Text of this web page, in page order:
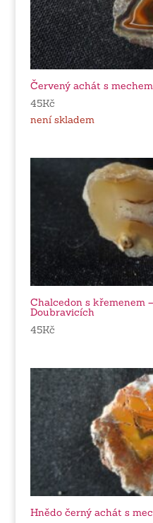
Červený achát s
45Kč
není skladem
Chalcedon s křemenem
Doubravicích
45Kč
Hnědo černý achát s